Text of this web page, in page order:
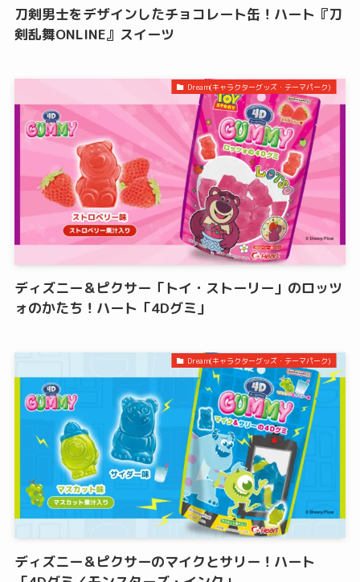
刀剣男士をデザインしたチョコレート缶！ハート『刀
剣乱舞ONLINE』スイーツ
Dream(キャラクターグッズ・テーマパーク)
ディズニー＆ピクサー「トイ・ストーリー」のロッツ
ォのかたち！ハート「4Dグミ」
Dream(キャラクターグッズ・テーマパーク)
ディズニー＆ピクサーのマイクとサリー！ハート